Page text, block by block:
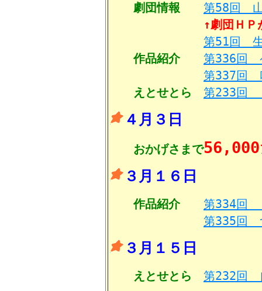
劇団情報 第58回
↑劇団ＨＰ
第51回
作品紹介 第336回
第337回
えとせとら 第233回
４月３日
おかげさまで56,000
３月１６日
作品紹介 第334回
第335回
３月１５日
えとせとら 第232回